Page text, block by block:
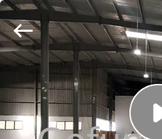
HUIS
PRODUCTEN
Gofun
Machinery
Co.,
Ltd..
All
Rights
Reserved.